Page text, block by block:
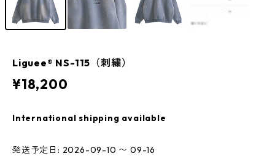
Liguee®️ NS-115（刺繍）
¥18,200
International shipping available
発送予定日: 2026-09-10 〜 09-16